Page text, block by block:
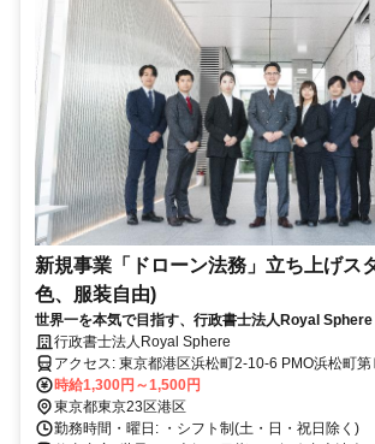
新規事業「ドローン法務」立ち上げス
色、服装自由)
世界一を本気で目指す、行政書士法人Royal Sphere
行政書士法人Royal Sphere
アクセス: 東京都港区浜松町2-10-6 PMO浜松町第Ⅲビル6階 アクセ
ス：「浜松町」駅から徒歩2分・「大門」駅から
時給1,300円～1,500円
東京都東京23区港区
勤務時間・曜日: ・シフト制(土・日・祝日除く)